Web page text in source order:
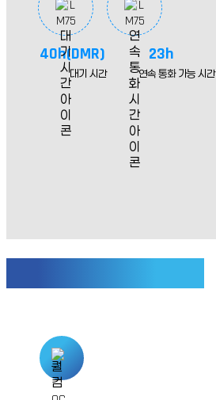
40h(DMR)
대기 시간
23h
연속 통화 가능 시간